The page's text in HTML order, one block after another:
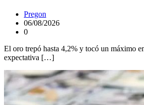
Pregon
06/08/2026
0
El oro trepó hasta 4,2% y tocó un máximo
expectativa […]